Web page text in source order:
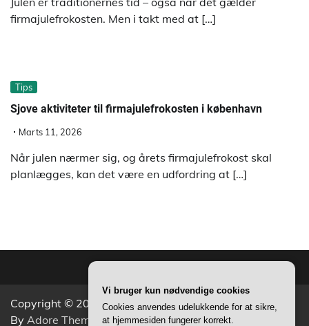
firmajulefrokosten. Men i takt med at […]
Tips
Sjove aktiviteter til firmajulefrokosten i københavn
Marts 11, 2026
Når julen nærmer sig, og årets firmajulefrokost skal
planlægges, kan det være en udfordring at […]
Copyright © 2026Aktivitets Nyt Theme: Popular News
By Adore Themes .
Vi bruger kun nødvendige cookies
Cookies anvendes udelukkende for at sikre,
at hjemmesiden fungerer korrekt.